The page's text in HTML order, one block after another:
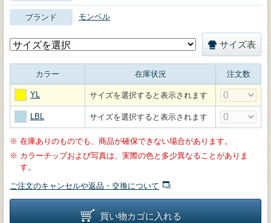
ブランド モンベル
サイズ表
カラー 在庫状況 注文数
YL サイズを選択すると表示されます
LBL サイズを選択すると表示されます
※ 在庫ありのものでも、商品が確保できない場合があります。
※ カラーチップおよび写真は、実際の色と多少異なることがありま
す。
ご注文のキャンセルや返品・交換について
買い物カゴに入れる